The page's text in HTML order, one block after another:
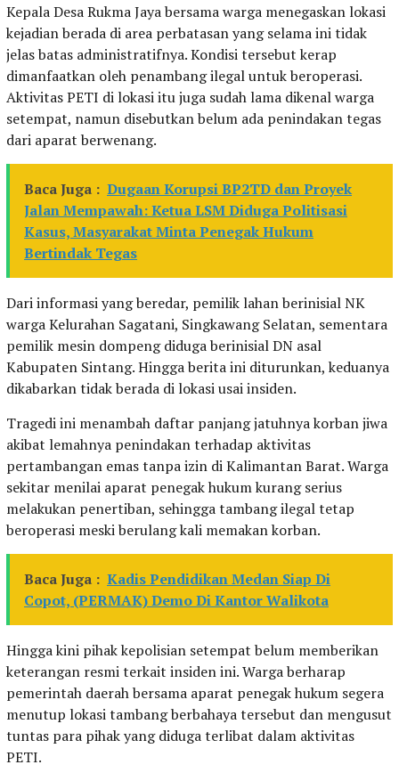
Kepala Desa Rukma Jaya bersama warga menegaskan lokasi
kejadian berada di area perbatasan yang selama ini tidak
jelas batas administratifnya. Kondisi tersebut kerap
dimanfaatkan oleh penambang ilegal untuk beroperasi.
Aktivitas PETI di lokasi itu juga sudah lama dikenal warga
setempat, namun disebutkan belum ada penindakan tegas
dari aparat berwenang.
Baca Juga : Dugaan Korupsi BP2TD dan Proyek
Jalan Mempawah: Ketua LSM Diduga Politisasi
Kasus, Masyarakat Minta Penegak Hukum
Bertindak Tegas
Dari informasi yang beredar, pemilik lahan berinisial NK
warga Kelurahan Sagatani, Singkawang Selatan, sementara
pemilik mesin dompeng diduga berinisial DN asal
Kabupaten Sintang. Hingga berita ini diturunkan, keduanya
dikabarkan tidak berada di lokasi usai insiden.
Tragedi ini menambah daftar panjang jatuhnya korban jiwa
akibat lemahnya penindakan terhadap aktivitas
pertambangan emas tanpa izin di Kalimantan Barat. Warga
sekitar menilai aparat penegak hukum kurang serius
melakukan penertiban, sehingga tambang ilegal tetap
beroperasi meski berulang kali memakan korban.
Baca Juga : Kadis Pendidikan Medan Siap Di
Copot, (PERMAK) Demo Di Kantor Walikota
Hingga kini pihak kepolisian setempat belum memberikan
keterangan resmi terkait insiden ini. Warga berharap
pemerintah daerah bersama aparat penegak hukum segera
menutup lokasi tambang berbahaya tersebut dan mengusut
tuntas para pihak yang diduga terlibat dalam aktivitas
PETI.